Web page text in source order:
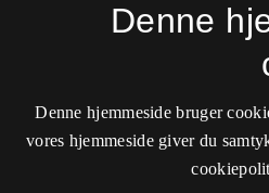
Denne
Denne hjemmeside bruger
vores hjemmeside giver du